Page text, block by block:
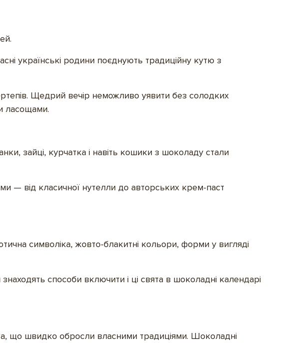
українські родини поєднують традиційну кутю з
Щедрий вечір неможливо уявити без солодких
ласощами.
зайці, курчатка і навіть кошики з шоколаду стали
— від класичної нутелли до авторських крем-паст
символіка, жовто-блакитні кольори, форми у вигляді
способи включити і ці свята в шоколадні календарі
що швидко обросли власними традиціями. Шоколадні